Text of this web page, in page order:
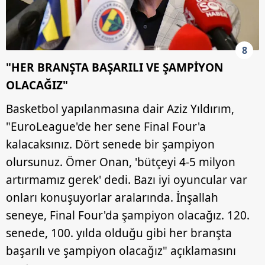
6698 sayılı Kişisel Verilerin Korunması Kanunu uyarınca
hazırlanmış Aydınlatma Metnimizi okumak ve sitemizde
ilgili mevzuata uygun olarak kullanılan çerezlerle ilgili bilgi
8
"HER BRANŞTA BAŞARILI VE ŞAMPİYON
OLACAĞIZ"
Basketbol yapılanmasına dair Aziz Yıldırım,
"EuroLeague'de her sene Final Four'a
kalacaksınız. Dört senede bir şampiyon
olursunuz. Ömer Onan, 'bütçeyi 4-5 milyon
artırmamız gerek' dedi. Bazı iyi oyuncular var
onları konuşuyorlar aralarında. İnşallah
seneye, Final Four'da şampiyon olacağız. 120.
senede, 100. yılda olduğu gibi her branşta
başarılı ve şampiyon olacağız" açıklamasını